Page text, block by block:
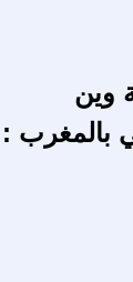
وين
بالمغرب :